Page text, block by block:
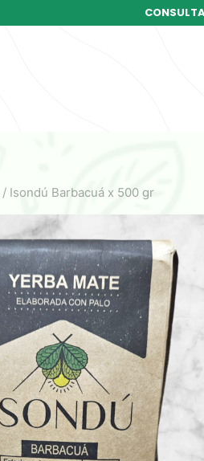
/ Isondú Barbacuá x 500 gr